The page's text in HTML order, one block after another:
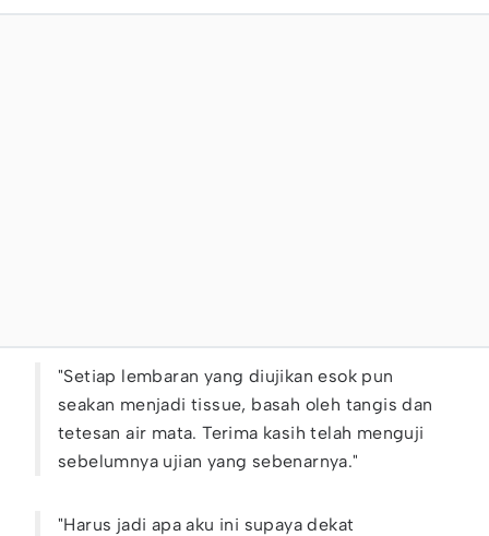
"Setiap lembaran yang diujikan esok pun
seakan menjadi tissue, basah oleh tangis dan
tetesan air mata. Terima kasih telah menguji
sebelumnya ujian yang sebenarnya."
"Harus jadi apa aku ini supaya dekat